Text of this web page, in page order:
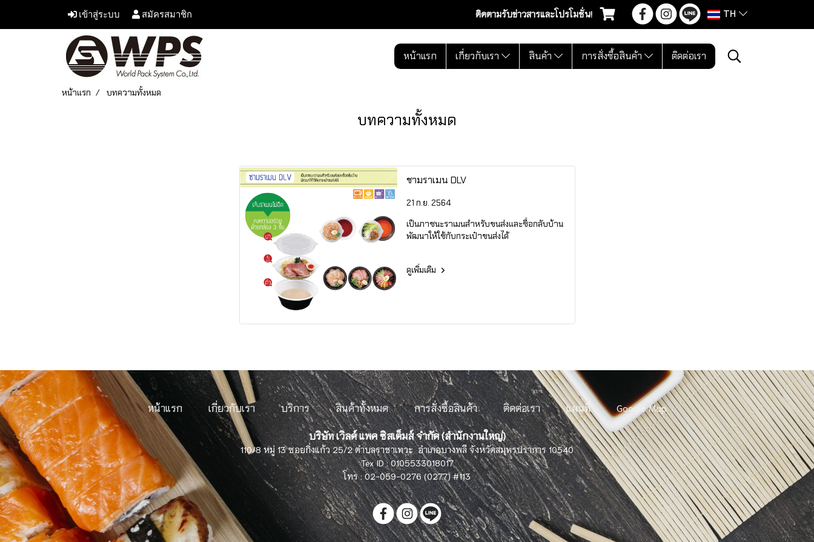
เข้าสู่ระบบ สมัครสมาชิก ติดตามรับข่าวสารและโปรโมชั่น! TH
หน้าแรก เกี่ยวกับเรา สินค้า การสั่งซื้อสินค้า ติดต่อเรา
หน้าแรก บทความทั้งหมด
บทความทั้งหมด
ชามราเมน DLV
21 ก.ย. 2564
เป็นภาชนะราเมนสำหรับขนส่งและซื้อกลับบ้าน
พัฒนาให้ใช้กับกระเป๋าขนส่งได้
ดูเพิ่มเติม
หน้าแรก เกี่ยวกับเรา บริการ สินค้าทั้งหมด การสั่งซื้อสินค้า ติดต่อเรา แผนที่ Google Map
บริษัท เวิลด์ แพค ซิสเต็มส์ จำกัด (สำนักงานใหญ่)
110/8 หมู่ 13 ซอยกิ่งแก้ว 25/2 ตำบลราชาเทวะ อำเภอบางพลี จังหวัดสมุทรปราการ 10540
Tex ID : 0105533018017
โทร : 02-059-0276 (0277) #113